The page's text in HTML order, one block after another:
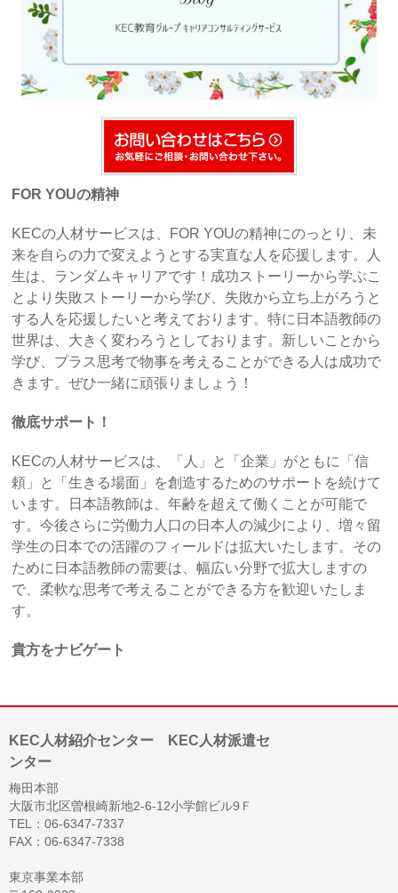
FOR YOUの精神
KECの人材サービスは、FOR YOUの精神にのっとり、未
来を自らの力で変えようとする実直な人を応援します。人
生は、ランダムキャリアです！成功ストーリーから学ぶこ
とより失敗ストーリーから学び、失敗から立ち上がろうと
する人を応援したいと考えております。特に日本語教師の
世界は、大きく変わろうとしております。新しいことから
学び、プラス思考で物事を考えることができる人は成功で
きます。ぜひ一緒に頑張りましょう！
徹底サポート！
KECの人材サービスは、「人」と「企業」がともに「信
頼」と「生きる場面」を創造するためのサポートを続けて
います。日本語教師は、年齢を超えて働くことが可能で
す。今後さらに労働力人口の日本人の減少により、増々留
学生の日本での活躍のフィールドは拡大いたします。その
ために日本語教師の需要は、幅広い分野で拡大しますの
で、柔軟な思考で考えることができる方を歓迎いたしま
す。
貴方をナビゲート
KEC人材紹介センター KEC人材派遣セ
ンター
梅田本部
大阪市北区曽根崎新地2-6-12小学館ビル9Ｆ
TEL：06-6347-7337
FAX：06-6347-7338
東京事業本部